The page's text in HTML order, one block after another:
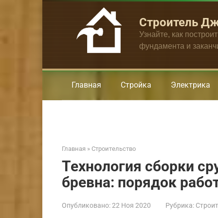
Строитель
Узнайте, как
фундамента и
Главная Стройка Электрика
Главная » Строительство
Технология сборки
бревна: порядок
Опубликовано:22 Ноя 2020 Рубрика: